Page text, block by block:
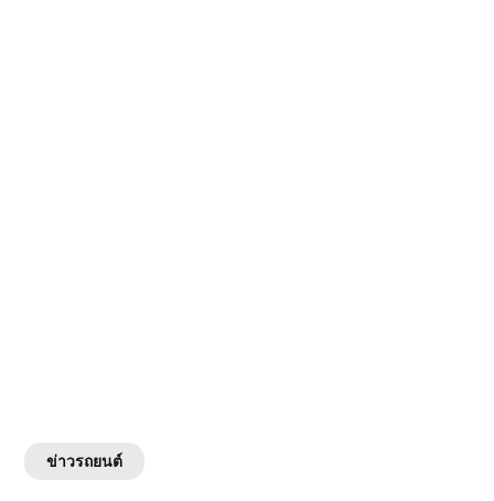
ข่าวรถยนต์